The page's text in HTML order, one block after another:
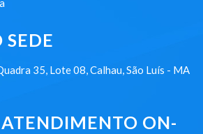
SEDE
35, Lote 08, Calhau, São Luís - MA
ON-